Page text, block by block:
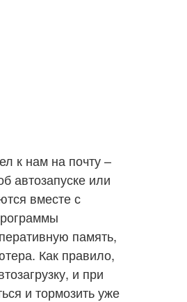
к нам на почту –
автозапуске или
вместе с
память,
Как правило,
и при
и тормозить уже